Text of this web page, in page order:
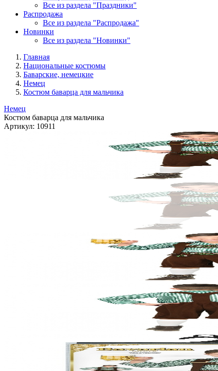
Все из раздела "Праздники"
Распродажа
Все из раздела "Распродажа"
Новинки
Все из раздела "Новинки"
Главная
Национальные костюмы
Баварские, немецкие
Немец
Костюм баварца для мальчика
Немец
Костюм баварца для мальчика
Артикул: 10911